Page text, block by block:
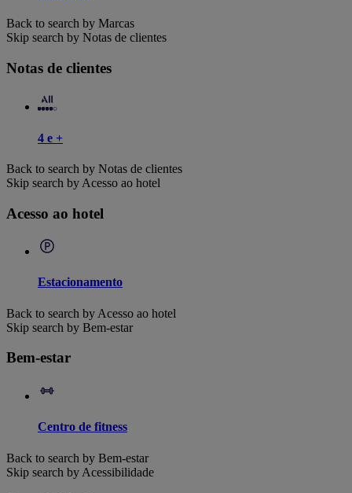
Back to search by Marcas
Skip search by Notas de clientes
Notas de clientes
4 e +
Back to search by Notas de clientes
Skip search by Acesso ao hotel
Acesso ao hotel
Estacionamento
Back to search by Acesso ao hotel
Skip search by Bem-estar
Bem-estar
Centro de fitness
Back to search by Bem-estar
Skip search by Acessibilidade